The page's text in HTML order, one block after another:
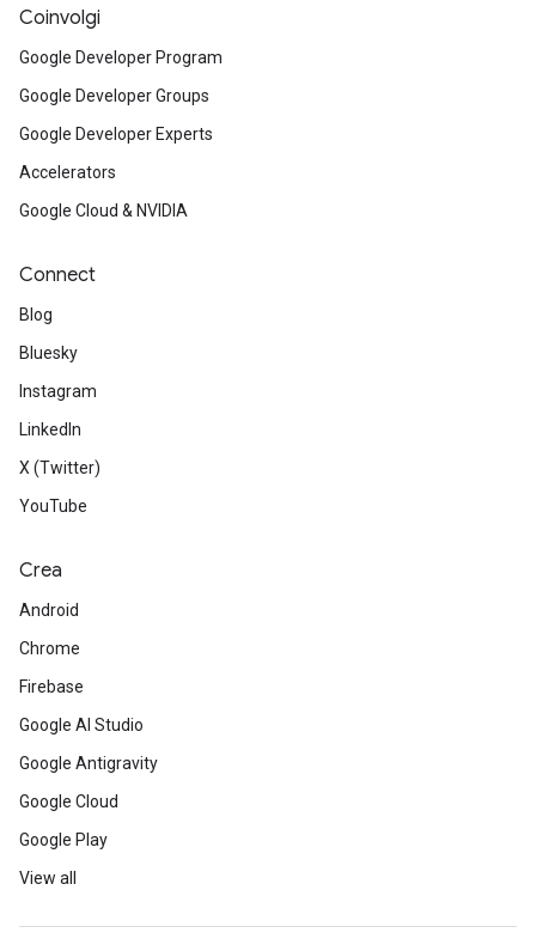
Coinvolgi
Google Developer Program
Google Developer Groups
Google Developer Experts
Accelerators
Google Cloud & NVIDIA
Connect
Blog
Bluesky
Instagram
LinkedIn
X (Twitter)
YouTube
Crea
Android
Chrome
Firebase
Google AI Studio
Google Antigravity
Google Cloud
Google Play
View all